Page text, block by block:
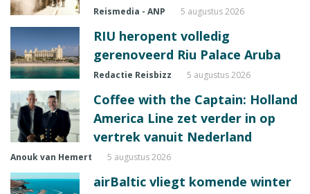
Reismedia - ANP 5 augustus 2026
RIU heropent volledig
gerenoveerd Riu Palace Aruba
Redactie Reisbizz 5 augustus 2026
Coffee with the Captain: Holland
America Line zet verder in op
vertrek vanuit Nederland
Anouk van Hemert 5 augustus 2026
airBaltic vliegt komende winter